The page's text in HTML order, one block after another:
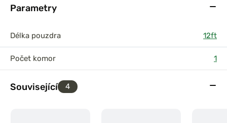
Parametry
Délka pouzdra 12ft
Počet komor 1
Související 4